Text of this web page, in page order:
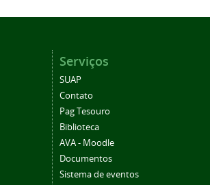
Serviços
SUAP
Contato
Pag Tesouro
Biblioteca
AVA - Moodle
Documentos
Sistema de eventos